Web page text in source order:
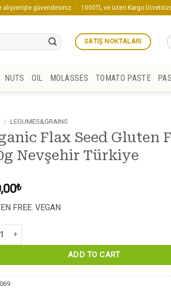
alışverişte güvendesiniz. 1000TL ve üzeri Kargo
SATIŞ NOKTALARI
NUTS OIL MOLASSES TOMATO PASTE
/ LEGUMES&GRAINS
Flax Seed Gluten
Nevşehir Türkiye
₺
FREE. VEGAN
Flax Seed Gluten Free 500g Nevşehir Türkiye
ADD TO CART